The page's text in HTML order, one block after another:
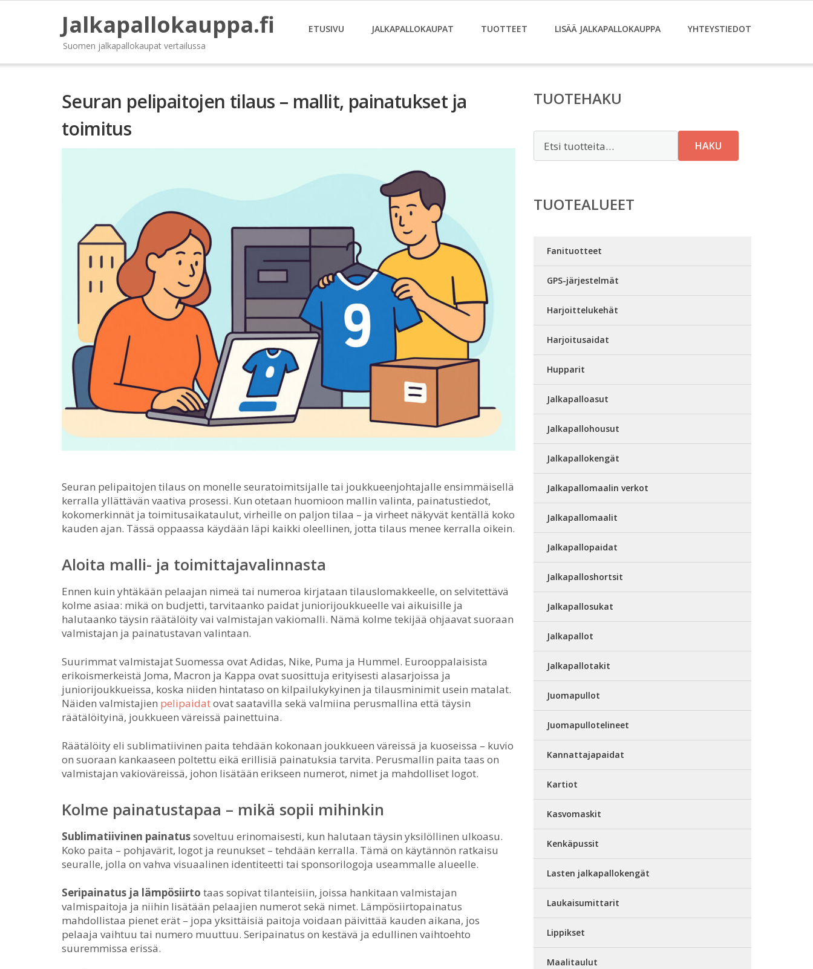
Jalkapallokauppa.fi
Suomen jalkapallokaupat vertailussa
ETUSIVU JALKAPALLOKAUPAT TUOTTEET LISÄÄ JALKAPALLOKAUPPA YHTEYSTIEDOT
Seuran pelipaitojen tilaus – mallit, painatukset ja
toimitus
Seuran pelipaitojen tilaus on monelle seuratoimitsijalle tai joukkueenjohtajalle ensimmäisellä
kerralla yllättävän vaativa prosessi. Kun otetaan huomioon mallin valinta, painatustiedot,
kokomerkinnät ja toimitusaikataulut, virheille on paljon tilaa – ja virheet näkyvät kentällä koko
kauden ajan. Tässä oppaassa käydään läpi kaikki oleellinen, jotta tilaus menee kerralla oikein.
Aloita malli- ja toimittajavalinnasta
Ennen kuin yhtäkään pelaajan nimeä tai numeroa kirjataan tilauslomakkeelle, on selvitettävä
kolme asiaa: mikä on budjetti, tarvitaanko paidat juniorijoukkueelle vai aikuisille ja
halutaanko täysin räätälöity vai valmistajan vakiomalli. Nämä kolme tekijää ohjaavat suoraan
valmistajan ja painatustavan valintaan.
Suurimmat valmistajat Suomessa ovat Adidas, Nike, Puma ja Hummel. Eurooppalaisista
erikoismerkeistä Joma, Macron ja Kappa ovat suosittuja erityisesti alasarjoissa ja
juniorijoukkueissa, koska niiden hintataso on kilpailukykyinen ja tilausminimit usein matalat.
Näiden valmistajien pelipaidatovat saatavilla sekä valmiina perusmallina että täysin
räätälöityinä, joukkueen väreissä painettuina.
Räätälöity eli sublimatiivinen paita tehdään kokonaan joukkueen väreissä ja kuoseissa – kuvio
on suoraan kankaaseen poltettu eikä erillisiä painatuksia tarvita. Perusmallin paita taas on
valmistajan vakioväreissä, johon lisätään erikseen numerot, nimet ja mahdolliset logot.
Kolme painatustapaa – mikä sopii mihinkin
Sublimatiivinen painatussoveltuu erinomaisesti, kun halutaan täysin yksilöllinen ulkoasu.
Koko paita – pohjavärit, logot ja reunukset – tehdään kerralla. Tämä on käytännön ratkaisu
seuralle, jolla on vahva visuaalinen identiteetti tai sponsorilogoja useammalle alueelle.
Seripainatus ja lämpösiirto taas sopivat tilanteisiin, joissa hankitaan valmistajan
valmispaitoja ja niihin lisätään pelaajien numerot sekä nimet. Lämpösiirtopainatus
mahdollistaa pienet erät – jopa yksittäisiä paitoja voidaan päivittää kauden aikana, jos
pelaaja vaihtuu tai numero muuttuu. Seripainatus on kestävä ja edullinen vaihtoehto
suuremmissa erissä.
TUOTEHAKU
HAKU
TUOTEALUEET
Fanituotteet
GPS-järjestelmät
Harjoittelukehät
Harjoitusaidat
Hupparit
Jalkapalloasut
Jalkapallohousut
Jalkapallokengät
Jalkapallomaalin verkot
Jalkapallomaalit
Jalkapallopaidat
Jalkapalloshortsit
Jalkapallosukat
Jalkapallot
Jalkapallotakit
Juomapullot
Juomapullotelineet
Kannattajapaidat
Kartiot
Kasvomaskit
Kenkäpussit
Lasten jalkapallokengät
Laukaisumittarit
Lippikset
Maalitaulut